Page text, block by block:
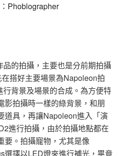
Phoblographer
的拍攝，主要也是分前期拍攝
搭好主要場景為Napoleon拍
背景及場景的合成。為方便特
影拍攝時一樣的綠背景，和朋
道具，再讓Napoleon進入「演
進行拍攝，由於拍攝地點都在
要。拍攝寵物，尤其是像
選擇以LED燈來進行補光，畢竟